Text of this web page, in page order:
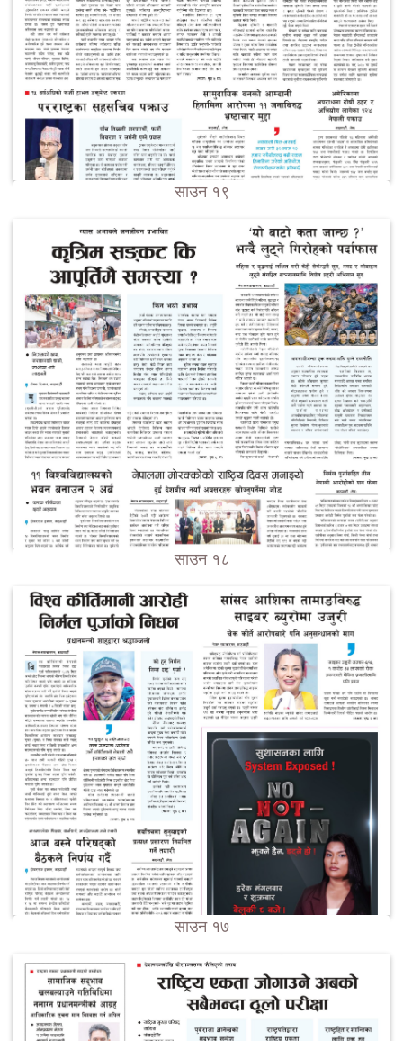
साउन १९
साउन १८
साउन १७